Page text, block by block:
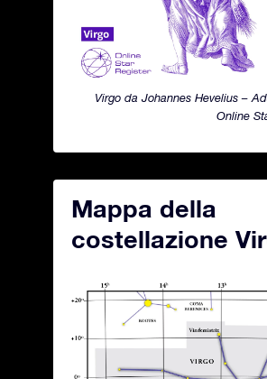
Virgo da Johannes Hevelius –
Online
Mappa della
costellazione